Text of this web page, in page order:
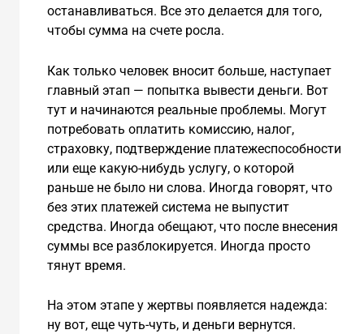
останавливаться. Все это делается для того,
чтобы сумма на счете росла.
Как только человек вносит больше, наступает
главный этап — попытка вывести деньги. Вот
тут и начинаются реальные проблемы. Могут
потребовать оплатить комиссию, налог,
страховку, подтверждение платежеспособности
или еще какую-нибудь услугу, о которой
раньше не было ни слова. Иногда говорят, что
без этих платежей система не выпустит
средства. Иногда обещают, что после внесения
суммы все разблокируется. Иногда просто
тянут время.
На этом этапе у жертвы появляется надежда:
ну вот, еще чуть-чуть, и деньги вернутся.